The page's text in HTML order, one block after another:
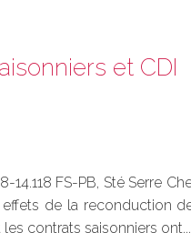
et CDI
14.118 FS-PB, Sté Serre
de la reconduction
contrats saisonniers ont...